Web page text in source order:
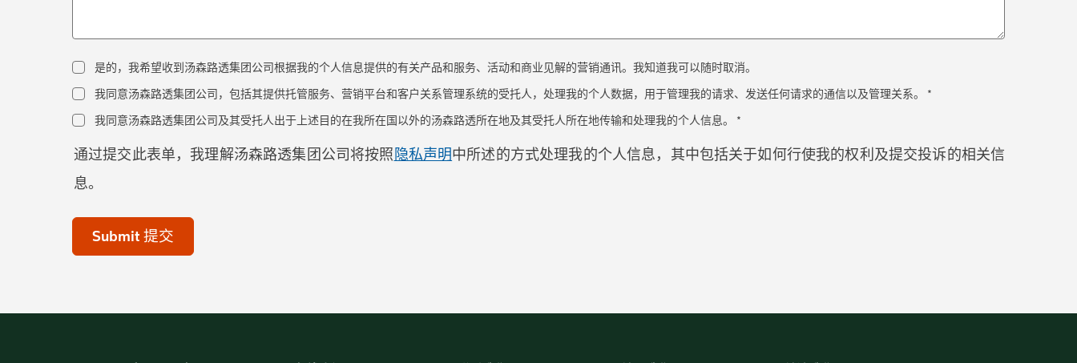
是的，我希望收到汤森路透集团公司根据我的个人信息提供的有关产品和服务、活动和商业见解的营销通讯。我知道我可以随时取消。
我同意汤森路透集团公司，包括其提供托管服务、营销平台和客户关系管理系统的受托人，处理我的个人数据，用于管理我的请求、发送任何请求的通信以及管理关系。 *
我同意汤森路透集团公司及其受托人出于上述目的在我所在国以外的汤森路透所在地及其受托人所在地传输和处理我的个人信息。 *
通过提交此表单，我理解汤森路透集团公司将按照 隐私声明中所述的方式处理我的个人信息，其中包括关于如何行使我的权利及提交投诉的相关信
息。
Submit 提交